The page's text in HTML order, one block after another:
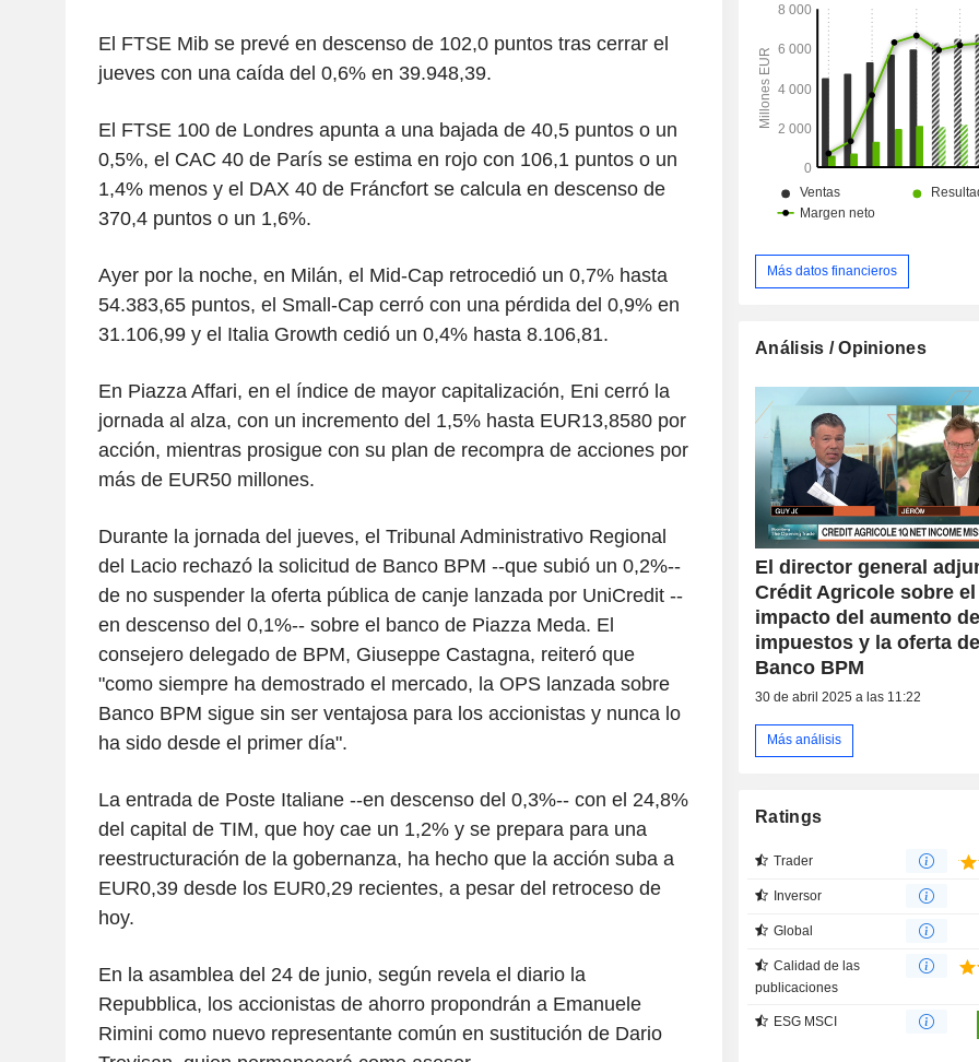
El FTSE Mib se prevé en descenso de 102,0 puntos tras cerrar el
jueves con una caída del 0,6% en 39.948,39.
El FTSE 100 de Londres apunta a una bajada de 40,5 puntos o un
0,5%, el CAC 40 de París se estima en rojo con 106,1 puntos o un
1,4% menos y el DAX 40 de Fráncfort se calcula en descenso de
370,4 puntos o un 1,6%.
Ayer por la noche, en Milán, el Mid-Cap retrocedió un 0,7% hasta
54.383,65 puntos, el Small-Cap cerró con una pérdida del 0,9% en
31.106,99 y el Italia Growth cedió un 0,4% hasta 8.106,81.
En Piazza Affari, en el índice de mayor capitalización, Eni cerró la
jornada al alza, con un incremento del 1,5% hasta EUR13,8580 por
acción, mientras prosigue con su plan de recompra de acciones por
más de EUR50 millones.
Durante la jornada del jueves, el Tribunal Administrativo Regional
del Lacio rechazó la solicitud de Banco BPM --que subió un 0,2%--
de no suspender la oferta pública de canje lanzada por UniCredit --
en descenso del 0,1%-- sobre el banco de Piazza Meda. El
consejero delegado de BPM, Giuseppe Castagna, reiteró que
"como siempre ha demostrado el mercado, la OPS lanzada sobre
Banco BPM sigue sin ser ventajosa para los accionistas y nunca lo
ha sido desde el primer día".
La entrada de Poste Italiane --en descenso del 0,3%-- con el 24,8%
del capital de TIM, que hoy cae un 1,2% y se prepara para una
reestructuración de la gobernanza, ha hecho que la acción suba a
EUR0,39 desde los EUR0,29 recientes, a pesar del retroceso de
hoy.
En la asamblea del 24 de junio, según revela el diario la
Repubblica, los accionistas de ahorro propondrán a Emanuele
Rimini como nuevo representante común en sustitución de Dario
Más datos financieros
Análisis / Opiniones
El director general
Crédit Agricole sobre el
impacto del aumento
impuestos y la oferta de
Banco BPM
30 de abril 2025 a las 11:22
Más análisis
Ratings
Trader
Inversor
Global
Calidad de las
publicaciones
ESG MSCI